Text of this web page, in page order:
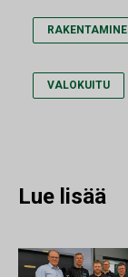
VALOKUITU
Lue lisää